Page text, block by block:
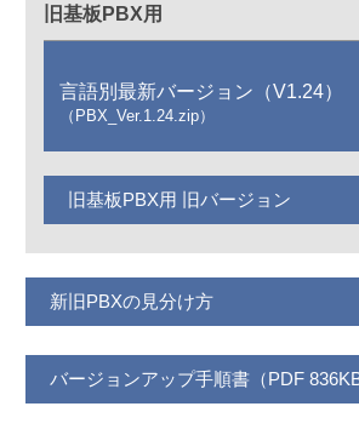
旧基板PBX用
言語別最新バージョン（V1.24）
（PBX_Ver.1.24.zip）
旧基板PBX用 旧バージョン
新旧PBXの見分け方
バージョンアップ手順書（PDF 836KB